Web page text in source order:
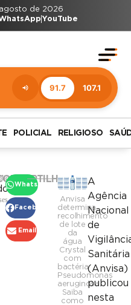
de 2026
YouTube
91.7 107.1
POLICIAL RELIGIOSO
WhatsApp
Facebook
Email
Anvisa
determina
recolhimento
de lote
da
água
Crystal
com
bactéria
Pseudomonas
aeruginosa.
Saiba
como
A
Agência
Nacional
de
Sanitária
(Anvisa)
publicou
nesta